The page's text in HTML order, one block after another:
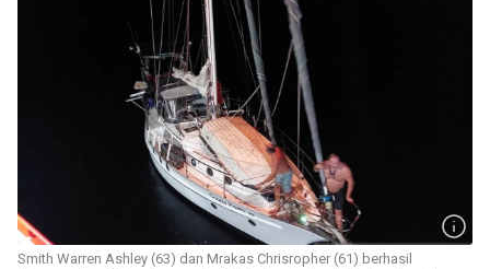
Smith Warren Ashley (63) dan Mrakas Chrisropher (61) berhasil